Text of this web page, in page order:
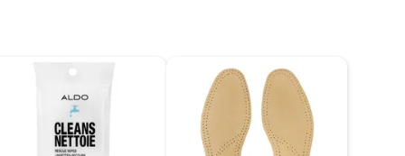
diferentes, otras con restricciones y algunas
tienen:
productos para asfalto, hormigón, albañilería.